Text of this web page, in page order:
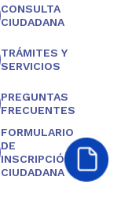
CONSULTA
CIUDADANA
TRÁMITES Y
SERVICIOS
PREGUNTAS
FRECUENTES
FORMULARIO
DE
INSCRIPCIÓN
CIUDADANA